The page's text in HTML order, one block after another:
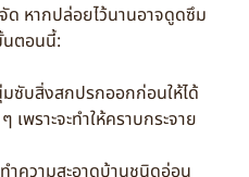
หากปล่อยไว้นานอาจดูดซึม
นตอนนี้:
ซับสิ่งสกปรกออกก่อนให้ได้
พราะจะทำให้คราบกระจาย
ำความสะอาดบ้านชนิดอ่อน